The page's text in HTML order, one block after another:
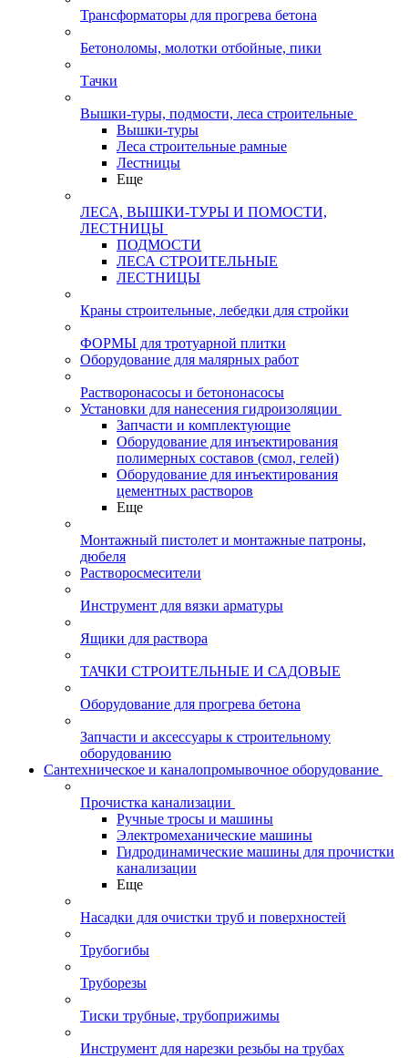
Трансформаторы для прогрева бетона
Бетоноломы, молотки отбойные, пики
Тачки
Вышки-туры, подмости, леса строительные
Вышки-туры
Леса строительные рамные
Лестницы
Еще
ЛЕСА, ВЫШКИ-ТУРЫ И ПОМОСТИ,
ЛЕСТНИЦЫ
ПОДМОСТИ
ЛЕСА СТРОИТЕЛЬНЫЕ
ЛЕСТНИЦЫ
Краны строительные, лебедки для стройки
ФОРМЫ для тротуарной плитки
Оборудование для малярных работ
Растворонасосы и бетононасосы
Установки для нанесения гидроизоляции
Запчасти и комплектующие
Оборудование для инъектирования
полимерных составов (смол, гелей)
Оборудование для инъектирования
цементных растворов
Еще
Монтажный пистолет и монтажные патроны,
дюбеля
Растворосмесители
Инструмент для вязки арматуры
Ящики для раствора
ТАЧКИ СТРОИТЕЛЬНЫЕ И САДОВЫЕ
Оборудование для прогрева бетона
Запчасти и аксессуары к строительному
оборудованию
Сантехническое и каналопромывочное оборудование
Прочистка канализации
Ручные тросы и машины
Электромеханические машины
Гидродинамические машины для прочистки
канализации
Еще
Насадки для очистки труб и поверхностей
Трубогибы
Труборезы
Тиски трубные, трубоприжимы
Инструмент для нарезки резьбы на трубах